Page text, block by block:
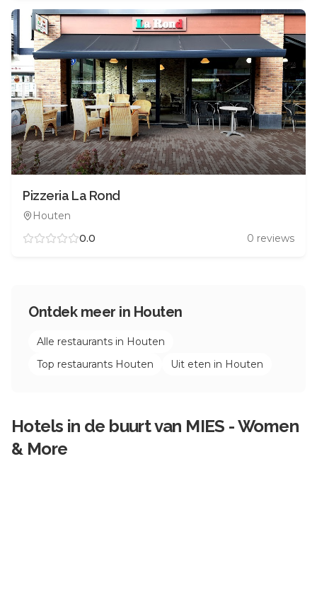
Pizzeria La Rond
Houten
0.0
0 reviews
Ontdek meer in Houten
Alle restaurants in Houten
Top restaurants Houten Uit eten in Houten
Hotels in de buurt van MIES - Women
& More